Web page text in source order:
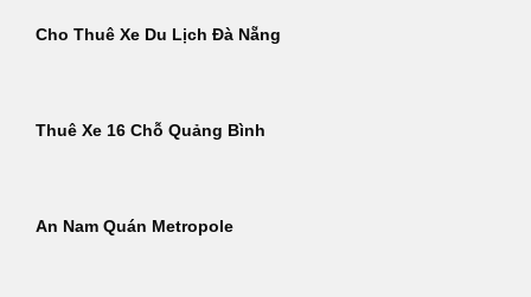
Cho Thuê Xe Du Lịch Đà Nẵng
Thuê Xe 16 Chỗ Quảng Bình
An Nam Quán Metropole